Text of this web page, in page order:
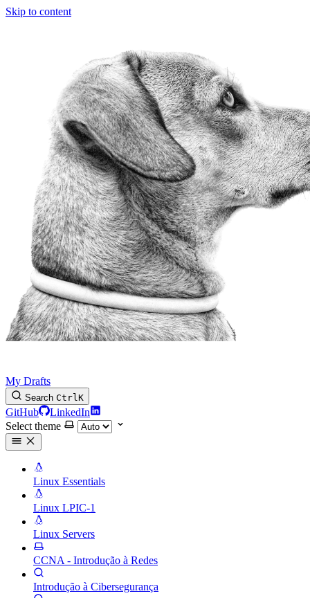
Skip to content
My Drafts
Search CtrlK
GitHub
LinkedIn
Select theme
Linux Essentials
Linux LPIC-1
Linux Servers
CCNA - Introdução à Redes
Introdução à Cibersegurança